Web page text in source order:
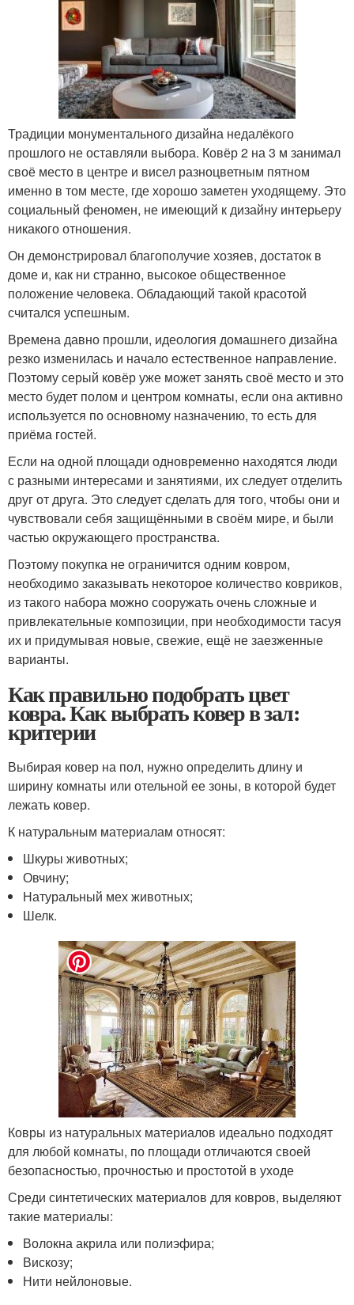
Традиции монументального дизайна недалёкого
прошлого не оставляли выбора. Ковёр 2 на 3 м занимал
своё место в центре и висел разноцветным пятном
именно в том месте, где хорошо заметен уходящему. Это
социальный феномен, не имеющий к дизайну интерьеру
никакого отношения.
Он демонстрировал благополучие хозяев, достаток в
доме и, как ни странно, высокое общественное
положение человека. Обладающий такой красотой
считался успешным.
Времена давно прошли, идеология домашнего дизайна
резко изменилась и начало естественное направление.
Поэтому серый ковёр уже может занять своё место и это
место будет полом и центром комнаты, если она активно
используется по основному назначению, то есть для
приёма гостей.
Если на одной площади одновременно находятся люди
с разными интересами и занятиями, их следует отделить
друг от друга. Это следует сделать для того, чтобы они и
чувствовали себя защищёнными в своём мире, и были
частью окружающего пространства.
Поэтому покупка не ограничится одним ковром,
необходимо заказывать некоторое количество ковриков,
из такого набора можно сооружать очень сложные и
привлекательные композиции, при необходимости тасуя
их и придумывая новые, свежие, ещё не заезженные
варианты.
Как правильно подобрать цвет
ковра. Как выбрать ковер в зал:
критерии
Выбирая ковер на пол, нужно определить длину и
ширину комнаты или отельной ее зоны, в которой будет
лежать ковер.
К натуральным материалам относят:
Шкуры животных;
Овчину;
Натуральный мех животных;
Шелк.
Ковры из натуральных материалов идеально подходят
для любой комнаты, по площади отличаются своей
безопасностью, прочностью и простотой в уходе
Среди синтетических материалов для ковров, выделяют
такие материалы:
Волокна акрила или полиэфира;
Вискозу;
Нити нейлоновые.